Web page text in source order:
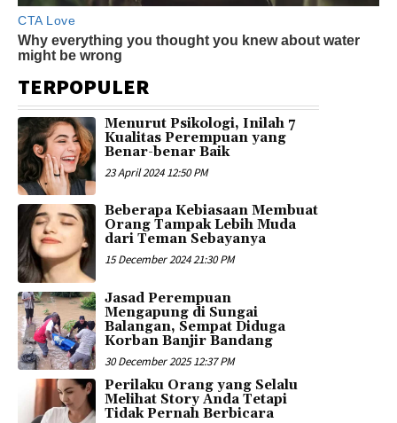
TERPOPULER
Menurut Psikologi, Inilah 7
Kualitas Perempuan yang
Benar-benar Baik
23 April 2024 12:50 PM
Beberapa Kebiasaan Membuat
Orang Tampak Lebih Muda
dari Teman Sebayanya
15 December 2024 21:30 PM
Jasad Perempuan
Mengapung di Sungai
Balangan, Sempat Diduga
Korban Banjir Bandang
30 December 2025 12:37 PM
Perilaku Orang yang Selalu
Melihat Story Anda Tetapi
Tidak Pernah Berbicara